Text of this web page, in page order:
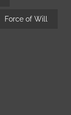
Force of Will